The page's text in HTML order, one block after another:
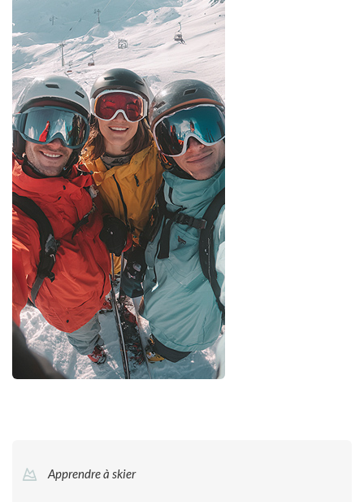
Apprendre à skier